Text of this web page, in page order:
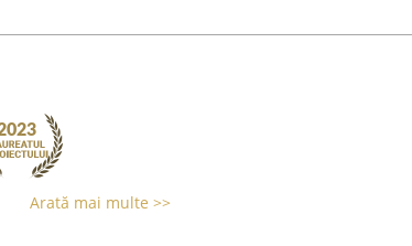
Arată mai multe >>